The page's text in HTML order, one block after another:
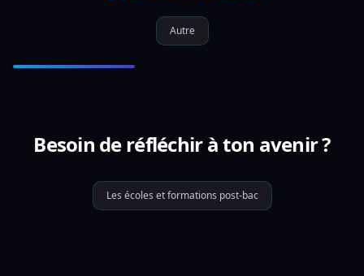
Autre
Besoin de réfléchir à ton avenir ?
Les écoles et formations post-bac